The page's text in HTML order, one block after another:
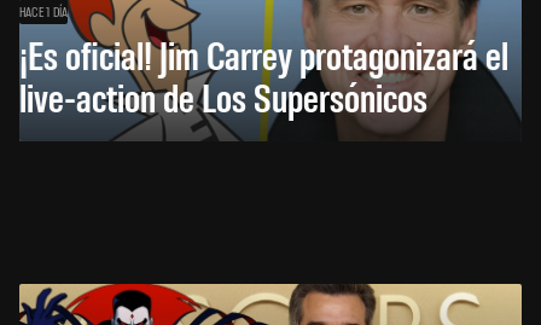
HACE 1 DÍA
¡Es oficial! Jim Carrey protagonizará el
live-action de Los Supersónicos